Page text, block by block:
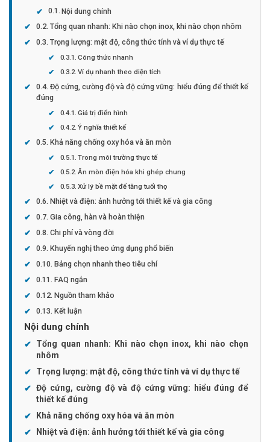
Nội dung chính
Tổng quan nhanh: Khi nào chọn inox, khi nào chọn nhôm
Trọng lượng: mật độ, công thức tính và ví dụ thực tế
Công thức nhanh
Ví dụ nhanh theo diện tích
Độ cứng, cường độ và độ cứng vững: hiểu đúng để thiết kế
đúng
Giá trị điển hình
Ý nghĩa thiết kế
Khả năng chống oxy hóa và ăn mòn
Trong môi trường thực tế
Ăn mòn điện hóa khi ghép chung
Xử lý bề mặt để tăng tuổi thọ
Nhiệt và điện: ảnh hưởng tới thiết kế và gia công
Gia công, hàn và hoàn thiện
Chi phí và vòng đời
Khuyến nghị theo ứng dụng phổ biến
Bảng chọn nhanh theo tiêu chí
FAQ ngắn
Nguồn tham khảo
Kết luận
Nội dung chính
Tổng quan nhanh: Khi nào chọn inox, khi nào chọn
nhôm
Trọng lượng: mật độ, công thức tính và ví dụ thực tế
Độ cứng, cường độ và độ cứng vững: hiểu đúng để
thiết kế đúng
Khả năng chống oxy hóa và ăn mòn
Nhiệt và điện: ảnh hưởng tới thiết kế và gia công